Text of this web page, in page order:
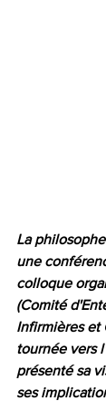
La
une
colloque
(Comité
Infirmières et
tournée vers
présenté sa
ses